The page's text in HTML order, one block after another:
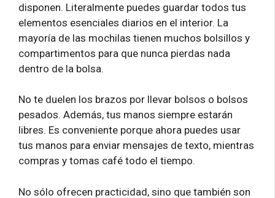
disponen. Literalmente puedes guardar todos tus
elementos esenciales diarios en el interior. La
mayoría de las mochilas tienen muchos bolsillos y
compartimentos para que nunca pierdas nada
dentro de la bolsa.
No te duelen los brazos por llevar bolsos o bolsos
pesados. Además, tus manos siempre estarán
libres. Es conveniente porque ahora puedes usar
tus manos para enviar mensajes de texto, mientras
compras y tomas café todo el tiempo.
No sólo ofrecen practicidad, sino que también son